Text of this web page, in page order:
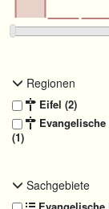
Regionen
Eifel (2)
(1)
Sachgebiete
Evangelische